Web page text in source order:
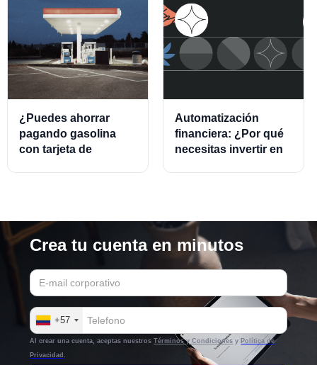
¿Puedes ahorrar
pagando gasolina
con tarjeta de
Automatización
financiera: ¿Por qué
necesitas invertir en
Crea tu cuenta en minutos
+57
Al crear una cuenta, aceptas nuestrosTérminos y Condiciones y Política de
Privacidad